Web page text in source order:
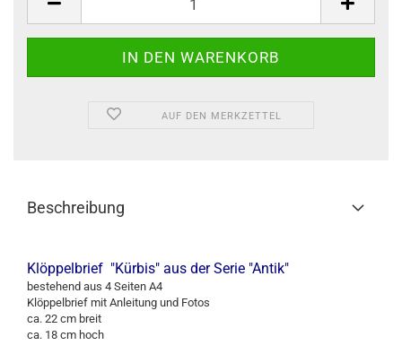
AUF DEN MERKZETTEL
Beschreibung
Klöppelbrief "Kürbis" aus der Serie "Antik"
bestehend aus 4 Seiten A4
Klöppelbrief mit Anleitung und Fotos
ca. 22 cm breit
ca. 18 cm hoch